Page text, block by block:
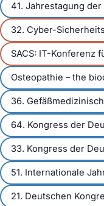
41. Jahrestagung
32. Cyber-
SACS: IT-Konferenz
Osteopathie – the
36.
64. Kongress der
33. Kongress der
51. Internationale
21. Deutschen